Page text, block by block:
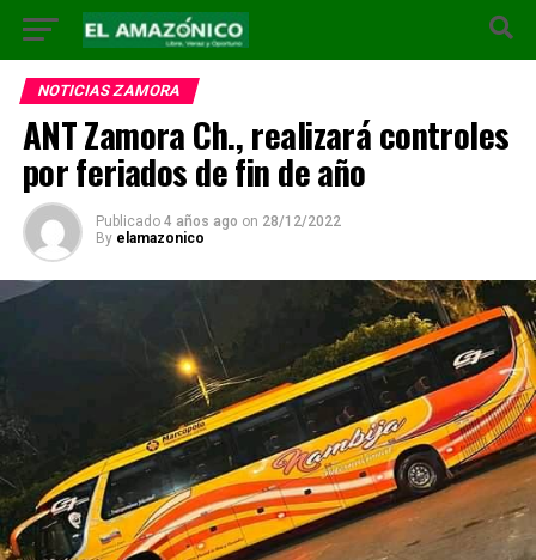
NOTICIAS ZAMORA
ANT Zamora Ch., realizará controles
por feriados de fin de año
Publicado 4 años ago on 28/12/2022
By elamazonico